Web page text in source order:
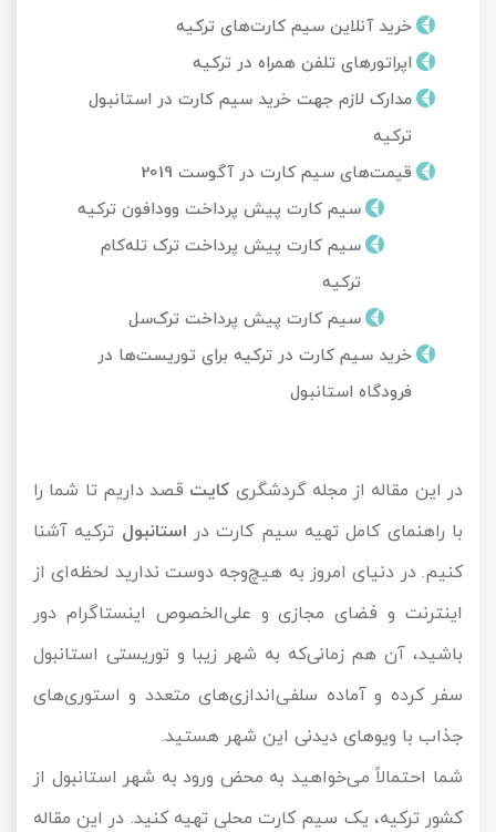
خرید آنلاین سیم کارت‌های ترکیه
اپراتورهای تلفن همراه در ترکیه
مدارک لازم جهت خرید سیم کارت در استانبول
ترکیه
قیمت‌های سیم کارت در آگوست 2019
سیم کارت پیش پرداخت وودافون ترکیه
سیم کارت پیش پرداخت ترک تله‌کام
ترکیه
سیم کارت پیش پرداخت ترک‌سل
خرید سیم کارت در ترکیه برای توریست‌ها در
فرودگاه استانبول
در این مقاله از مجله گردشگری کایت قصد داریم تا شما را
با راهنمای کامل تهیه سیم کارت در استانبول ترکیه آشنا
کنیم. در دنیای امروز به هیچ‌وجه دوست ندارید لحظه‌ای از
اینترنت و فضای مجازی و علی‌الخصوص اینستاگرام دور
باشید، آن هم زمانی‌که به شهر زیبا و توریستی استانبول
سفر کرده‌ و آماده سلفی‌اندازی‌های متعدد و استوری‌های
جذاب با ویوهای دیدنی این شهر هستید.
شما احتمالاً می‌خواهید به محض ورود به شهر استانبول از
کشور ترکیه، یک سیم کارت محلی تهیه کنید. در این مقاله
تور کویر مرنجاب
تور طبس
تور کویر کاراکال
تور کویر مصر
تور کویر ابوزیدآباد
تور ماسوله
تور گلستان
تور سوباتان
تور مرداب هسل
تور کاشان
تور ترکمن صحرا
تور کیش از ساری
اقساطی
تور کیش از بندرعباس
تور سنگاپور اقساطی
تور مالدیو
تور قزاقستان اقساطی
تور زیارتی اقساطی